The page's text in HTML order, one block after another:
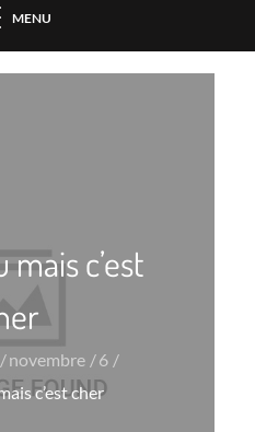
MENU
mais c’est
novembre
6
c’est cher